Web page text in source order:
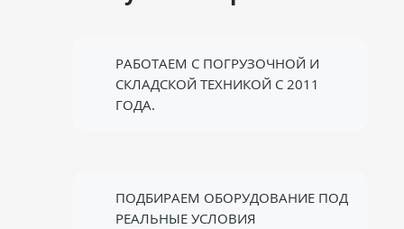
РАБОТАЕМ С ПОГРУЗОЧНОЙ И
СКЛАДСКОЙ ТЕХНИКОЙ С 2011
ГОДА.
ПОДБИРАЕМ ОБОРУДОВАНИЕ ПОД
РЕАЛЬНЫЕ УСЛОВИЯ